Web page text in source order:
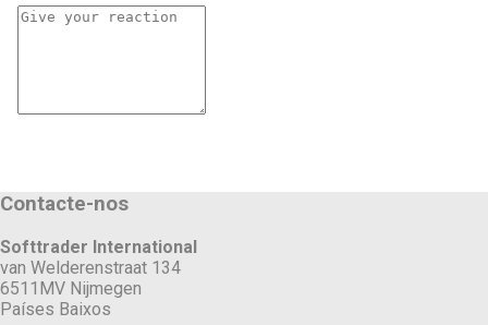
Contacte-nos
Softtrader International
van Welderenstraat 134
6511MV Nijmegen
Países Baixos